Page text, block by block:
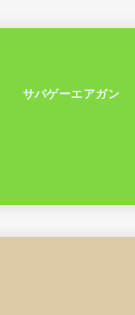
サバゲーエアガン